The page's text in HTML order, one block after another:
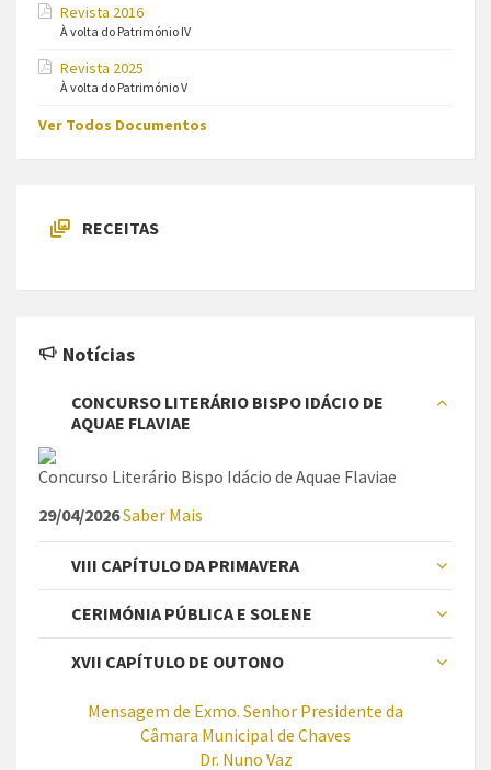
Revista 2016
À volta do Património IV
Revista 2025
À volta do Património V
Ver Todos Documentos
RECEITAS
Notícias
CONCURSO LITERÁRIO BISPO IDÁCIO DE
AQUAE FLAVIAE
Concurso Literário Bispo Idácio de Aquae Flaviae
29/04/2026Saber Mais
VIII CAPÍTULO DA PRIMAVERA
CERIMÓNIA PÚBLICA E SOLENE
XVII CAPÍTULO DE OUTONO
Mensagem de Exmo. Senhor Presidente da
Câmara Municipal de Chaves
Dr. Nuno Vaz